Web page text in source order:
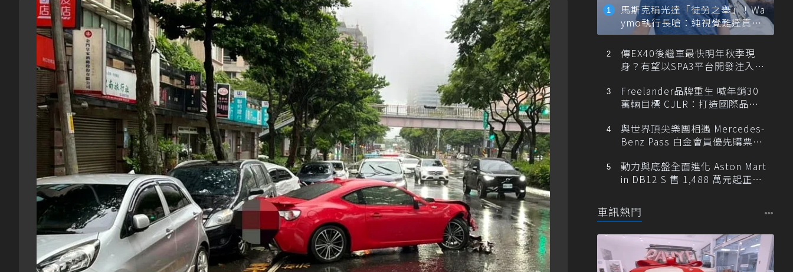
馬斯克稱光達「徒勞之舉」！Wa
ymo執行長嗆：純視覺難達真正
自動駕駛
傳EX40後繼車最快明年秋季現
身？有望以SPA3平台開發注入80
Freelander品牌重生 喊年銷30
萬輛目標 CJLR：打造國際品牌
與世界頂尖樂團相遇 Mercedes-
Benz Pass 白金會員優先購票維
動力與底盤全面進化 Aston Mart
in DB12 S 售 1,488 萬元起正式
車訊熱門